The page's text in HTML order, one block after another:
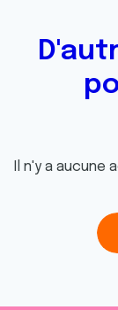
Il n'y a